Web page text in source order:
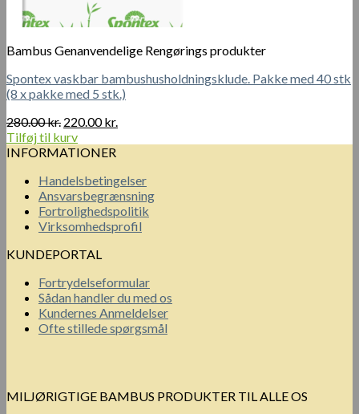
Bambus Genanvendelige Rengørings produkter
Spontex vaskbar bambushusholdningsklude. Pakke med 40 stk
(8 x pakke med 5 stk.)
280.00kr. Den
oprindelige
pris
280.00 kr..
220.00kr.
220.00 kr..
Tilføj til kurv
INFORMATIONER
Handelsbetingelser
Ansvarsbegrænsning
Fortrolighedspolitik
Virksomhedsprofil
KUNDEPORTAL
Fortrydelseformular
Sådan handler du med os
Kundernes Anmeldelser
Ofte stillede spørgsmål
MILJØRIGTIGE BAMBUS PRODUKTER TIL ALLE OS